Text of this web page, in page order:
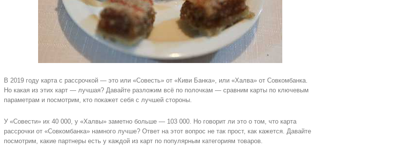
В 2019 году карта с рассрочкой — это или «Совесть» от «Киви Банка», или «Халва» от Совкомбанка.
Но какая из этих карт — лучшая? Давайте разложим всё по полочкам — сравним карты по ключевым
параметрам и посмотрим, кто покажет себя с лучшей стороны.
У «Совести» их 40 000, у «Халвы» заметно больше — 103 000. Но говорит ли это о том, что карта
рассрочки от «Совкомбанка» намного лучше? Ответ на этот вопрос не так прост, как кажется. Давайте
посмотрим, какие партнеры есть у каждой из карт по популярным категориям товаров.